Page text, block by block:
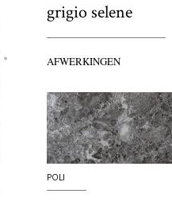
grigio selene
AFWERKINGEN
POLI